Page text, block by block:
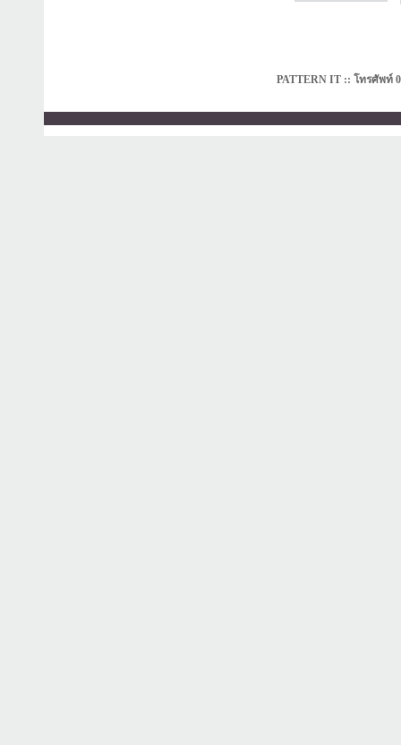
PATTERN IT :: โทรศัพท์